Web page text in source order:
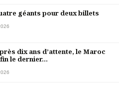
géants pour deux billets
dix ans d’attente, le Maroc
le dernier...